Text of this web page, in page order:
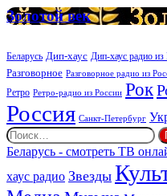
Золотой
век
Золотой век
Беларусь Дип-хаус Дип-хаус радио из
Разговорное Разговорное радио из
Ретро Ретро-радио из России Рок
Россия Санкт-Петербург
Найти:
Беларусь - смотреть ТВ
хаус радио Звезды